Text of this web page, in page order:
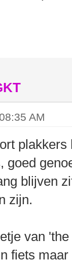
AM
goed
blijven
zijn.
van
fiets